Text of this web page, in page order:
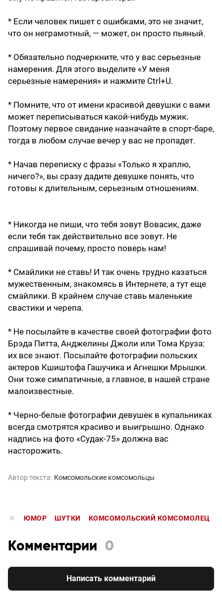
* Если человек пишет с ошибками, это не значит,
что он неграмотный, — может, он просто пьяный.
* Обязательно подчеркните, что у вас серьезные
намерения. Для этого выделите «У меня
серьезные намерения» и нажмите Ctrl+U.
* Помните, что от имени красивой девушки с вами
может переписываться какой-нибудь мужик.
Поэтому первое свидание назначайте в спорт-баре,
тогда в любом случае вечер у вас не пропадет.
* Начав переписку с фразы «Только я храплю,
ничего?», вы сразу дадите девушке понять, что
готовы к длительным, серьезным отношениям.
* Никогда не пиши, что тебя зовут Вовасик, даже
если тебя так действительно все зовут. Не
спрашивай почему, просто поверь нам!
* Смайлики не ставь! И так очень трудно казаться
мужественным, знакомясь в Интернете, а тут еще
смайлики. В крайнем случае ставь маленькие
свастики и черепа.
* Не посылайте в качестве своей фотографии фото
Брэда Питта, Анджелины Джоли или Тома Круза:
их все знают. Посылайте фотографии польских
актеров Кшиштофа Гашучика и Агнешки Мрышки.
Они тоже симпатичные, а главное, в нашей стране
малоизвестные.
* Черно-белые фотографии девушек в купальниках
всегда смотрятся красиво и выигрышно. Однако
надпись на фото «Судак-75» должна вас
насторожить.
Автор текста: Комсомольские комсомольцы
ЮМОР ШУТКИ КОМСОМОЛЬСКИЙ КОМСОМОЛЕЦ
Комментарии 0
Написать комментарий